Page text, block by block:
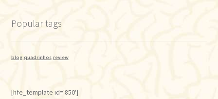
Popular tags
blog quadrinhos review
[hfe_template id='850']